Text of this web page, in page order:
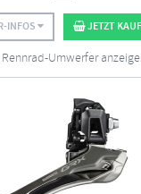
INFOS JETZT
Umwerfer